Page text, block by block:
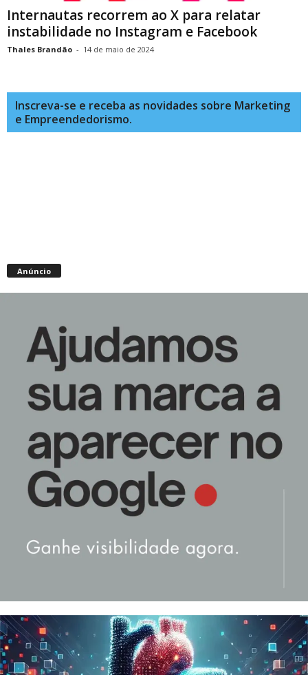
Internautas recorrem ao X para relatar
instabilidade no Instagram e Facebook
Thales Brandão - 14 de maio de 2024
Inscreva-se e receba as novidades sobre Marketing
e Empreendedorismo.
Anúncio